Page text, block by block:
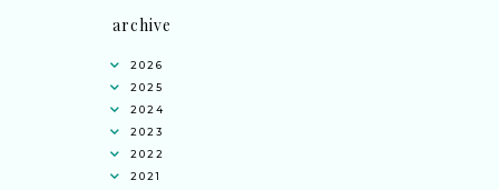
archive
2026
2025
2024
2023
2022
2021